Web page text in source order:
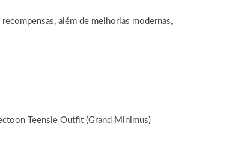
além de melhorias modernas,
Teensie Outfit (Grand Minimus)